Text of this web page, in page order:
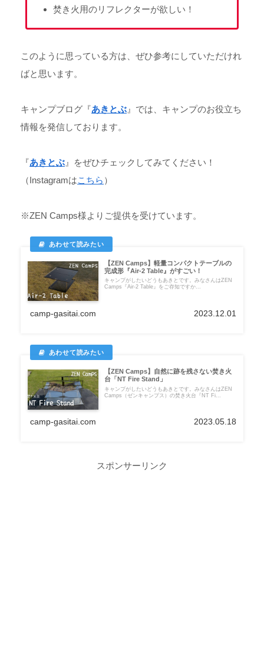
焚き火用のリフレクターが欲しい！
このように思っている方は、ぜひ参考にしていただけれ
ばと思います。
キャンプブログ『あきとぶ 』では、キャンプのお役立ち
情報を発信しております。
『あきとぶ 』をぜひチェックしてみてください！
（Instagramはこちら ）
※ZEN Camps様よりご提供を受けています。
【ZEN Camps】軽量コンパクトテーブルの
完成形『Air-2 Table』がすごい！
キャンプがしたいどうもあきとです。みなさんはZEN
Camps『Air-2 Table』をご存知ですか...
camp-gasitai.com 2023.12.01
【ZEN Camps】自然に跡を残さない焚き火
台「NT Fire Stand」
キャンプがしたいどうもあきとです。みなさんはZEN
Camps（ゼンキャンプス）の焚き火台『NT Fi...
camp-gasitai.com 2023.05.18
スポンサーリンク